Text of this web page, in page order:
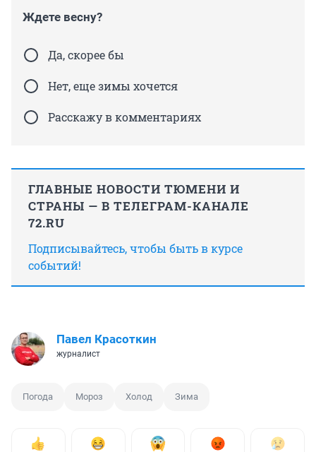
Ждете весну?
Да, скорее бы
Нет, еще зимы хочется
Расскажу в комментариях
ГЛАВНЫЕ НОВОСТИ ТЮМЕНИ И
СТРАНЫ — В ТЕЛЕГРАМ-КАНАЛЕ
72.RU
Подписывайтесь, чтобы быть в курсе
событий!
Павел Красоткин
журналист
Погода Мороз Холод Зима